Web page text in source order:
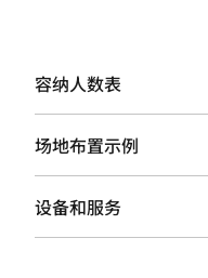
容纳人数表
场地布置示例
设备和服务